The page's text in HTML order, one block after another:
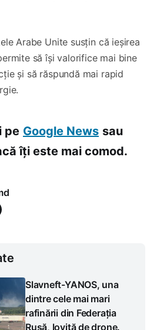
Arabe Unite susțin că ieșirea
să își valorifice mai bine
și să răspundă mai rapid
pe Google News sau
îți este mai comod.
Slavneft-YANOS, una
dintre cele mai mari
rafinării din Federația
Rusă, lovită de drone.